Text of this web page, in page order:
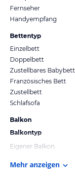
Fernseher
Handyempfang
Bettentyp
Einzelbett
Doppelbett
Zustellbares Babybett
Französisches Bett
Zustellbett
Schlafsofa
Balkon
Balkontyp
Eigener Balkon
Mehr anzeigen